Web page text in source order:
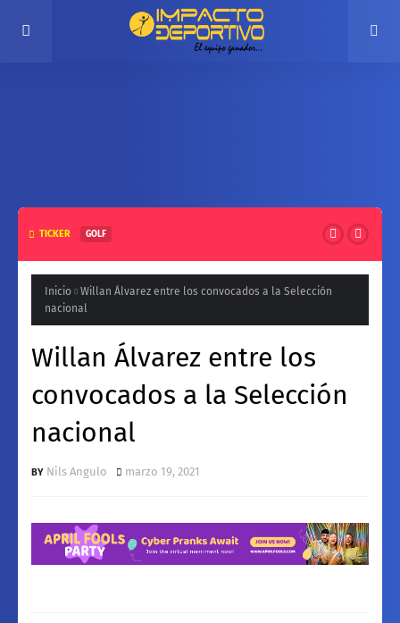
TICKER GOLF
Federación con unos 200 deportistas
Inicio
Willan Álvarez entre los convocados a la Selección
nacional
Willan Álvarez entre los
convocados a la Selección
nacional
Nils Angulo marzo 19, 2021